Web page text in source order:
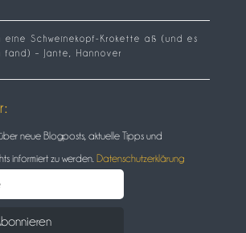
eine Schweinekopf-Krokette aß (und es
fand) – Jante, Hannover
neue Blogposts, aktuelle Tipps und
informiert zu werden. Datenschutzerklärung